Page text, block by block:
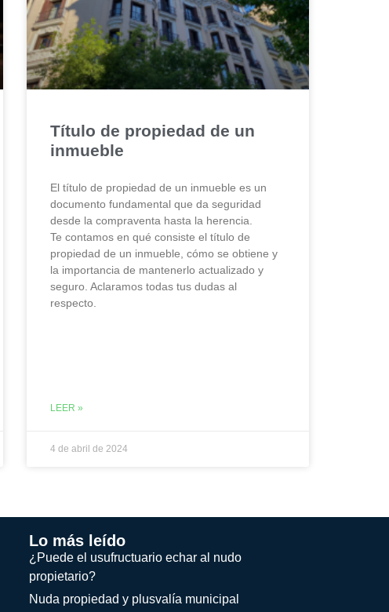
Título de propiedad de un
inmueble
El título de propiedad de un inmueble es un
documento fundamental que da seguridad
desde la compraventa hasta la herencia.
Te contamos en qué consiste el título de
propiedad de un inmueble, cómo se obtiene y
la importancia de mantenerlo actualizado y
seguro. Aclaramos todas tus dudas al
respecto.
LEER »
4 de abril de 2024
Lo más leído
¿Puede el usufructuario echar al nudo
propietario?
Nuda propiedad y plusvalía municipal